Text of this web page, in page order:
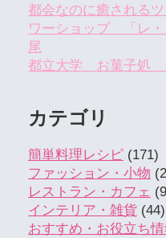
都会なのに癒される
ワーショップ 「レ
尾
都立大学 お菓子処
カテゴリ
簡単料理レシピ (171)
ファッション・小物
レストラン・カフェ
インテリア・雑貨 (44)
おすすめ・お役立ち情